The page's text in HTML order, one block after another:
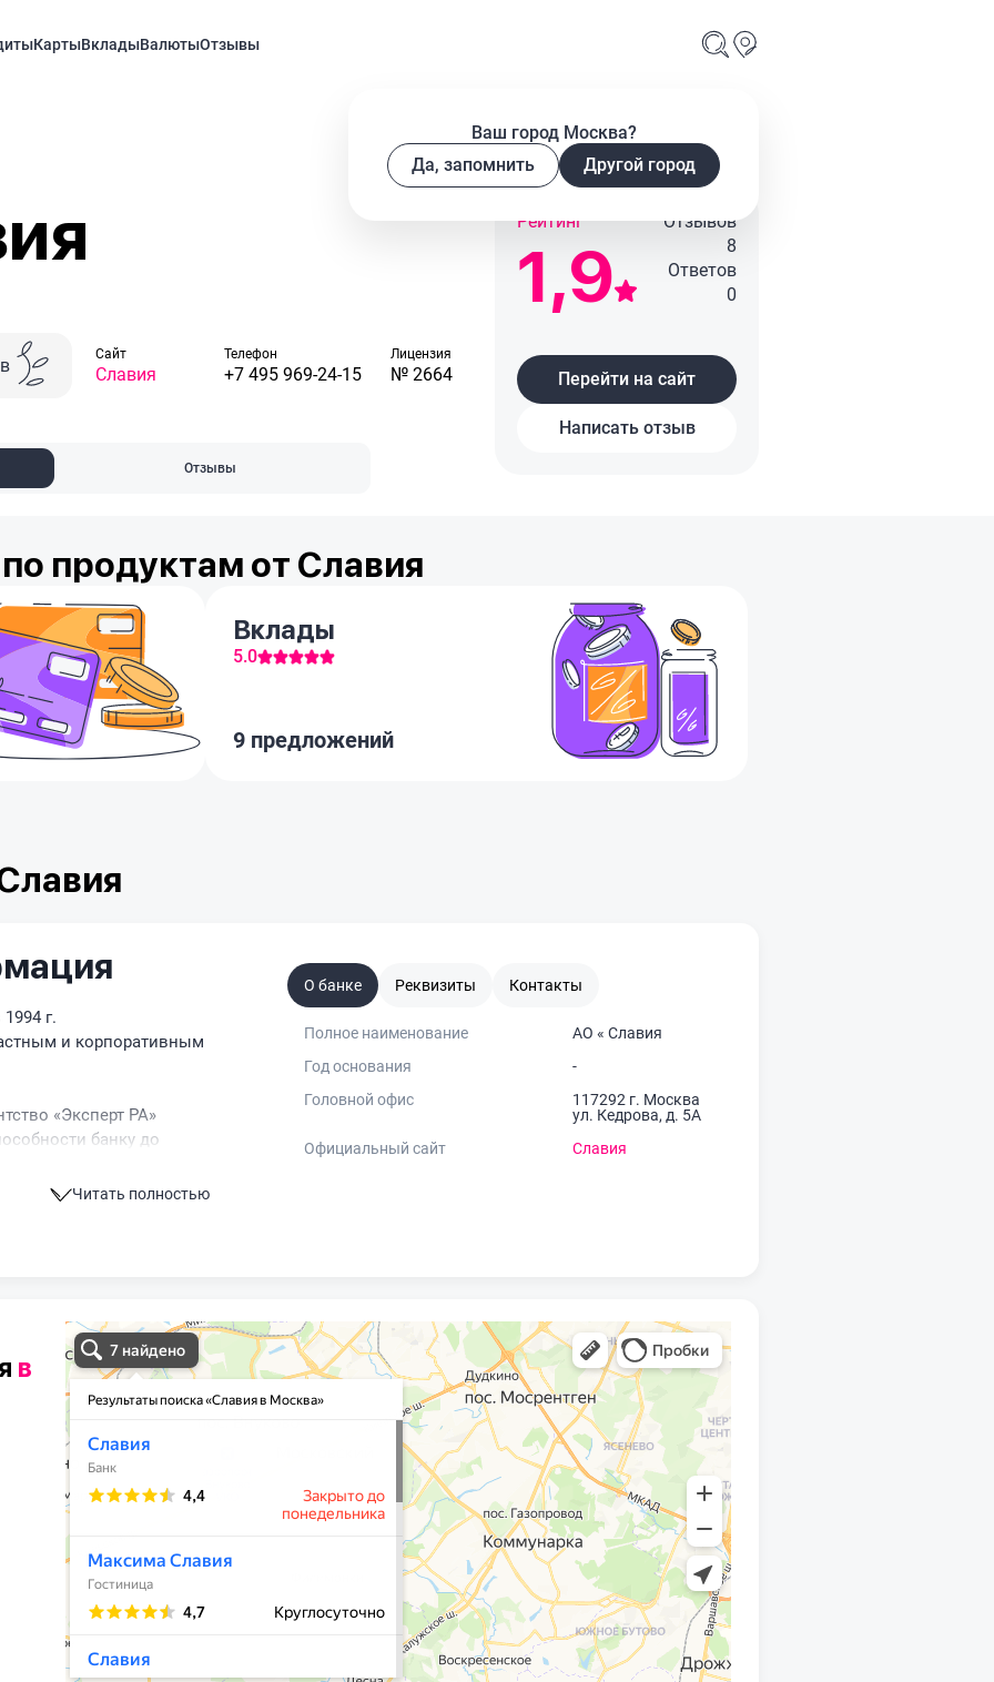
КартыВкладыВалютыОтзывы
Ваш город Москва?
Да, запомнить
Другой город
Cайт
Славия
Телефон
+7 495 969-24-15
Лицензия
№ 2664
Отзывы
Рейтинг
1,9
Отзывов
8
Ответов
0
Перейти на сайт
Написать отзыв
продуктам от Славия
Вклады
5.0
9 предложений
г.
и корпоративным
«Эксперт РА»
банку до
Читать полностью
О банке Реквизиты Контакты
Полное наименование
АО « Славия
Год основания
-
Головной офис
117292 г. Москва
ул. Кедрова, д. 5А
Официальный сайт
Славия
в